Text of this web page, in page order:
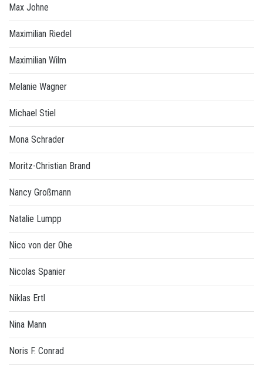
Max Johne
Maximilian Riedel
Maximilian Wilm
Melanie Wagner
Michael Stiel
Mona Schrader
Moritz-Christian Brand
Nancy Großmann
Natalie Lumpp
Nico von der Ohe
Nicolas Spanier
Niklas Ertl
Nina Mann
Noris F. Conrad